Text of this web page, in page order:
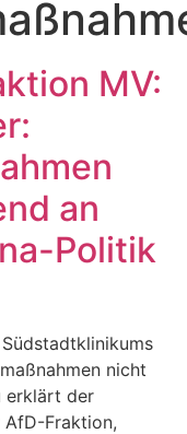
MV:
an
Politik
nicht
erklärt der
Fraktion,